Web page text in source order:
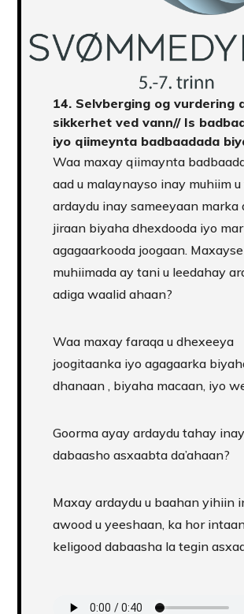
14. Selvberging og vurdering
sikkerhet ved vann// Is
iyo qiimeynta badbaadada
Waa maxay qiimaynta
aad u malaynayso inay muhiim
ardaydu inay sameeyaan marka
jiraan biyaha dhexdooda iyo
agagaarkooda joogaan.
muhiimada ay tani u leedahay
adiga waalid ahaan?
Waa maxay faraqa u dhexeeya
joogitaanka iyo agagaarka
dhanaan , biyaha macaan, iyo
Goorma ayay ardaydu tahay
dabaasho asxaabta da’ahaan?
Maxay ardaydu u baahan yihiin
awood u yeeshaan, ka hor
keligood dabaasha la tegin